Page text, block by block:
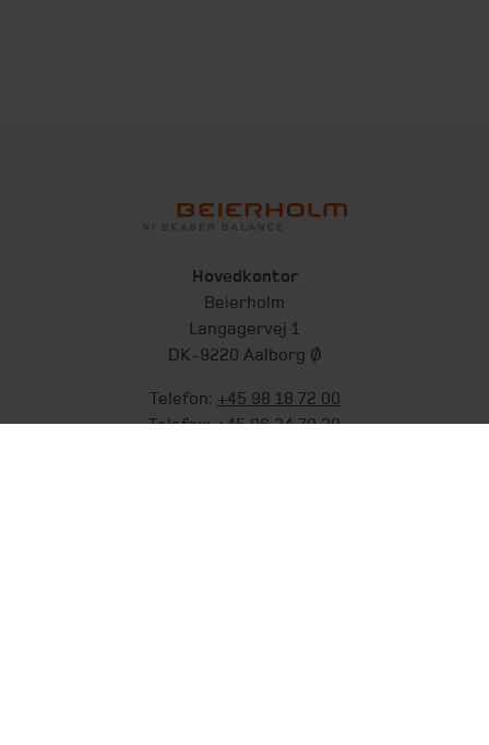
Hovedkontor
Beierholm
Langagervej 1
DK-9220 Aalborg Ø
Telefon: +45 98 18 72 00
Telefax:+45 96 34 79 30